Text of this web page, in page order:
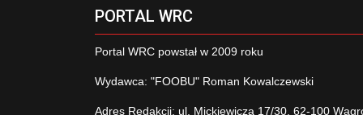
PORTAL WRC
Portal WRC powstał w 2009 roku
Wydawca: "FOOBU" Roman Kowalczewski
Adres Redakcji: ul. Mickiewicza 17/30, 62-100